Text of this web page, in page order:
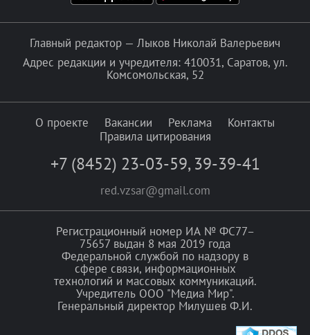
Главный редактор — Лыков Николай Валерьевич
Адрес редакции и учредителя: 410031, Саратов, ул.
Комсомольская, 52
О проекте Вакансии Реклама
Контакты
Правила цитирования
+7 (8452) 23-03-59, 39-39-41
red.vzsar@gmail.com
Регистрационный номер ИА № ФС77–
75657 выдан 8 мая 2019 года
Федеральной службой по надзору в
сфере связи, информационных
технологий и массовых коммуникаций.
Учредитель ООО "Медиа Мир".
Генеральный директор Милушев Ф.И.